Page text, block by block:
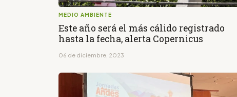
MEDIO AMBIENTE
Este año será el más cálido registrado
hasta la fecha, alerta Copernicus
06 de diciembre, 2023